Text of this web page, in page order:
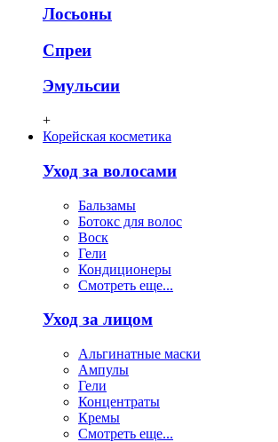
Лосьоны
Спреи
Эмульсии
+
Корейская косметика
Уход за волосами
Бальзамы
Ботокс для волос
Воск
Гели
Кондиционеры
Смотреть еще...
Уход за лицом
Альгинатные маски
Ампулы
Гели
Концентраты
Кремы
Смотреть еще...